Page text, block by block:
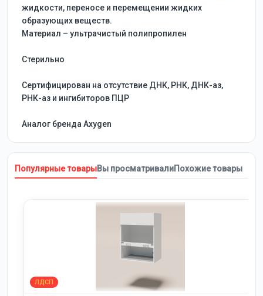
жидкости, переносе и перемещении жидких
образующих веществ.
Материал – ультрачистый полипропилен
Стерильно
Сертифицирован на отсутствие ДНК, РНК, ДНК-аз,
РНК-аз и ингибиторов ПЦР
Аналог бренда Axygen
Популярные товарыВы просматривалиПохожие товары